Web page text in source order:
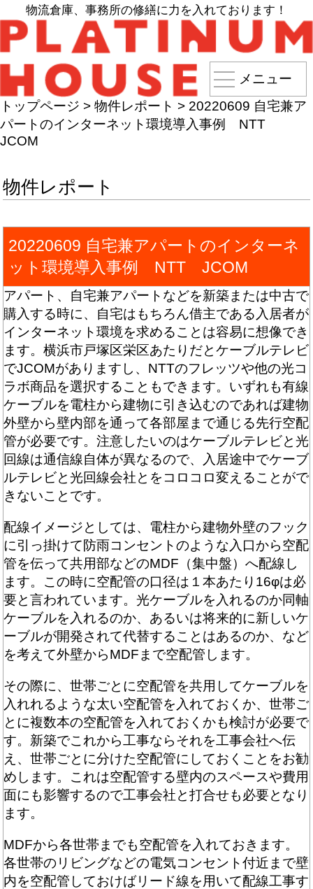
物流倉庫、事務所の修繕に力を入れております！
メニュー
トップページ > 物件レポート > 20220609 自宅兼ア
パートのインターネット環境導入事例 NTT
JCOM
物件レポート
20220609 自宅兼アパートのインターネ
ット環境導入事例 NTT JCOM
アパート、自宅兼アパートなどを新築または中古で
購入する時に、自宅はもちろん借主である入居者が
インターネット環境を求めることは容易に想像でき
ます。横浜市戸塚区栄区あたりだとケーブルテレビ
でJCOMがありますし、NTTのフレッツや他の光コ
ラボ商品を選択することもできます。いずれも有線
ケーブルを電柱から建物に引き込むのであれば建物
外壁から壁内部を通って各部屋まで通じる先行空配
管が必要です。注意したいのはケーブルテレビと光
回線は通信線自体が異なるので、入居途中でケーブ
ルテレビと光回線会社とをコロコロ変えることがで
きないことです。
配線イメージとしては、電柱から建物外壁のフック
に引っ掛けて防雨コンセントのような入口から空配
管を伝って共用部などのMDF（集中盤）へ配線し
ます。この時に空配管の口径は１本あたり16φは必
要と言われています。光ケーブルを入れるのか同軸
ケーブルを入れるのか、あるいは将来的に新しいケ
ーブルが開発されて代替することはあるのか、など
を考えて外壁からMDFまで空配管します。
その際に、世帯ごとに空配管を共用してケーブルを
入れれるような太い空配管を入れておくか、世帯ご
とに複数本の空配管を入れておくかも検討が必要で
す。新築でこれから工事ならそれを工事会社へ伝
え、世帯ごとに分けた空配管にしておくことをお勧
めします。これは空配管する壁内のスペースや費用
面にも影響するので工事会社と打合せも必要となり
ます。
MDFから各世帯までも空配管を入れておきます。
各世帯のリビングなどの電気コンセント付近まで壁
内を空配管しておけばリード線を用いて配線工事す